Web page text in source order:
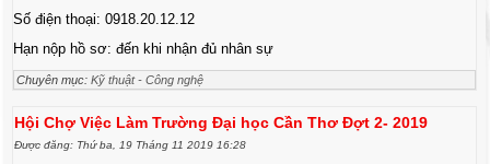
Số điện thoại: 0918.20.12.12
Hạn nộp hồ sơ: đến khi nhận đủ nhân sự
Chuyên mục:Kỹ thuật - Công nghệ
Hội Chợ Việc Làm Trường Đại học Cần Thơ Đợt 2- 2019
Được đăng: Thứ ba, 19 Tháng 11 2019 16:28